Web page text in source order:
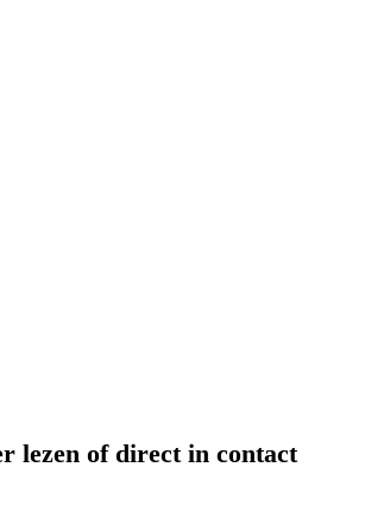
lezen of direct in contact